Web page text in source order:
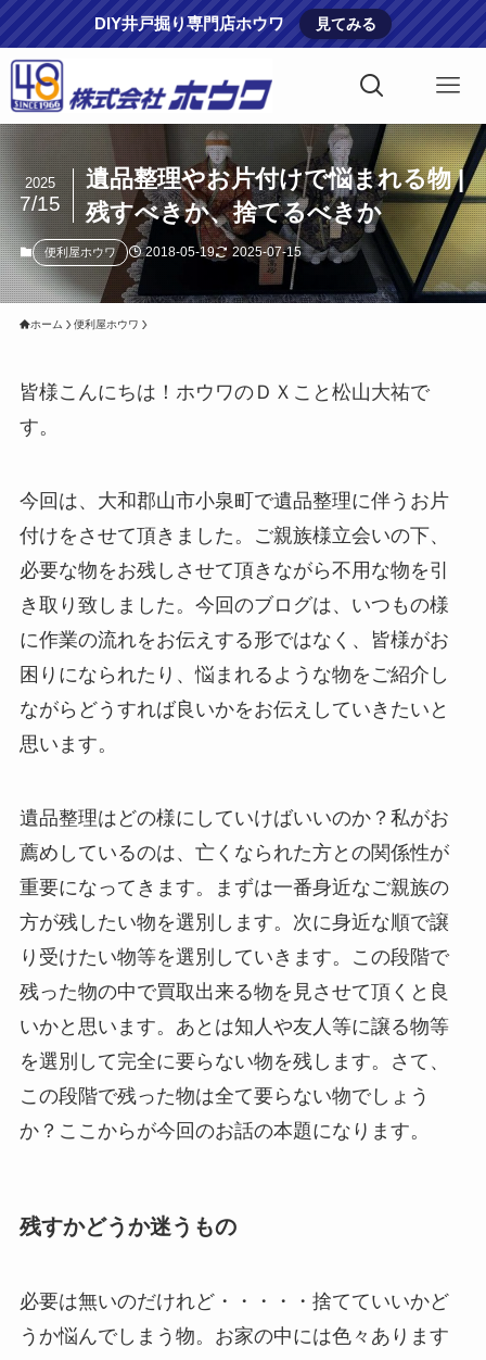
DIY井戸掘り専門店ホウワ 見てみる
遺品整理やお片付けで悩まれる物 |
残すべきか、捨てるべきか
2025
7/15
便利屋ホウワ 2018-05-19 2025-07-15
ホーム 便利屋ホウワ
皆様こんにちは！ホウワのＤＸこと松山大祐で
す。
今回は、大和郡山市小泉町で遺品整理に伴うお片
付けをさせて頂きました。ご親族様立会いの下、
必要な物をお残しさせて頂きながら不用な物を引
き取り致しました。今回のブログは、いつもの様
に作業の流れをお伝えする形ではなく、皆様がお
困りになられたり、悩まれるような物をご紹介し
ながらどうすれば良いかをお伝えしていきたいと
思います。
遺品整理はどの様にしていけばいいのか？私がお
薦めしているのは、亡くなられた方との関係性が
重要になってきます。まずは一番身近なご親族の
方が残したい物を選別します。次に身近な順で譲
り受けたい物等を選別していきます。この段階で
残った物の中で買取出来る物を見させて頂くと良
いかと思います。あとは知人や友人等に譲る物等
を選別して完全に要らない物を残します。さて、
この段階で残った物は全て要らない物でしょう
か？ここからが今回のお話の本題になります。
残すかどうか迷うもの
必要は無いのだけれど・・・・・捨てていいかど
うか悩んでしまう物。お家の中には色々あります